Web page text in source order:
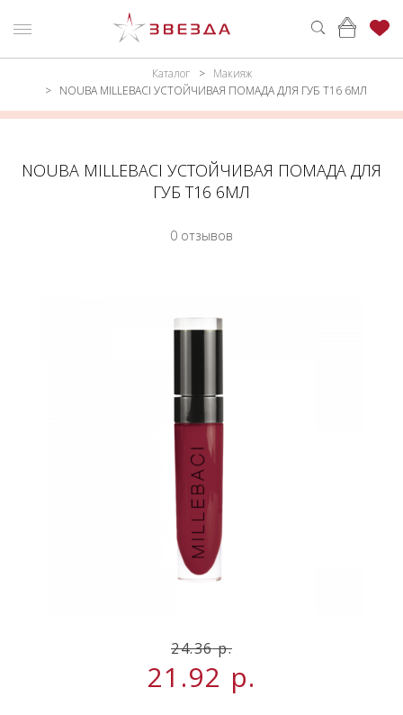
ВОЙТИ
МАКИЯЖ
Каталог
Макияж
NOUBA MILLEBACI УСТОЙЧИВАЯ ПОМАДА ДЛЯ ГУБ Т16 6МЛ
NOUBA MILLEBACI УСТОЙЧИВАЯ ПОМАДА ДЛЯ
ГУБ Т16 6МЛ
0 отзывов
24.36р.
21.92 р.